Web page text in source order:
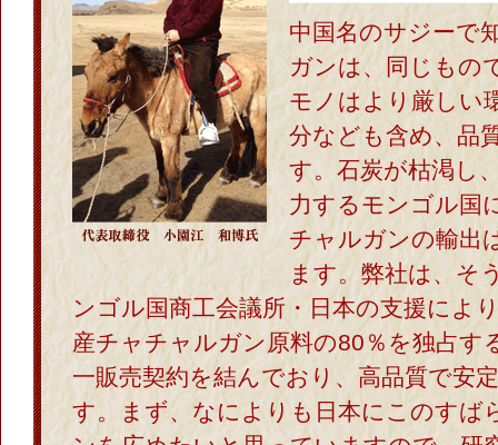
中国名のサジーで
ガンは、同じもの
モノはより厳しい
分なども含め、品
す。石炭が枯渇し
力するモンゴル国
チャルガンの輸出
ます。弊社は、そ
ンゴル国商工会議所・日本の支援によ
産チャチャルガン原料の80％を独占す
一販売契約を結んでおり、高品質で安
す。まず、なによりも日本にこのすば